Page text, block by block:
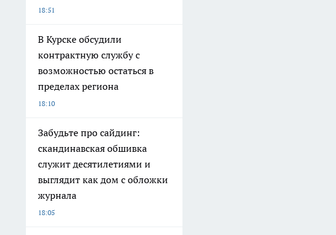
18:51
В Курске обсудили
контрактную службу с
возможностью остаться в
пределах региона
18:10
Забудьте про сайдинг:
скандинавская обшивка
служит десятилетиями и
выглядит как дом с обложки
журнала
18:05